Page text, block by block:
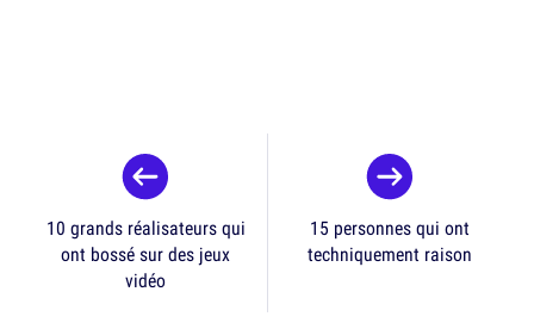
10 grands réalisateurs qui
ont bossé sur des jeux
vidéo
15 personnes qui ont
techniquement raison